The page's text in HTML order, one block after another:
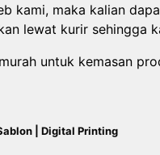
kami, maka kalian
lewat kurir sehingga
untuk kemasan
| Digital Printing